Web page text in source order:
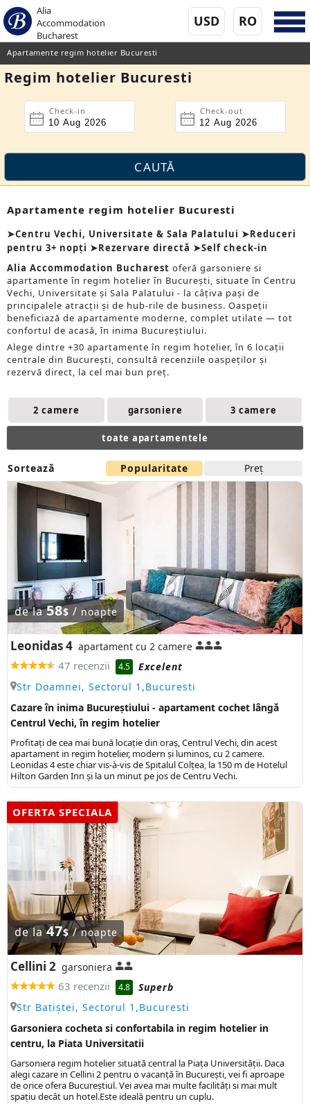
Alia
Accommodation
Bucharest
RO
USD
Apartamente regim hotelier Bucuresti
Regim hotelier Bucuresti
Check-in Check-out
Apartamente regim hotelier Bucuresti
➤Centru Vechi, Universitate & Sala Palatului ➤Reduceri
pentru 3+ nopți ➤Rezervare directă ➤Self check-in
Alia Accommodation Bucharest oferă garsoniere si
apartamente în regim hotelier în București, situate în Centru
Vechi, Universitate și Sala Palatului - la câțiva pași de
principalele atracții și de hub-rile de business. Oaspeții
beneficiază de apartamente moderne, complet utilate — tot
confortul de acasă, în inima Bucureștiului.
Alege dintre +30 apartamente în regim hotelier, în 6 locații
centrale din București, consultă recenziile oaspeților și
rezervă direct, la cel mai bun preț.
2 camere garsoniere 3 camere
toate apartamentele
Sortează Popularitate Preţ
de la58$ / noapte
Leonidas 4 apartament cu 2 camere
47 recenzii 4.5
Excelent
Str Doamnei, Sectorul 1,Bucuresti
Cazare în inima Bucureștiului - apartament cochet lângă
Centrul Vechi, în regim hotelier
Profitați de cea mai bună locație din oraș, Centrul Vechi, din acest
apartament in regim hotelier, modern și luminos, cu 2 camere.
Leonidas 4 este chiar vis-à-vis de Spitalul Colțea, la 150 m de Hotelul
Hilton Garden Inn și la un minut pe jos de Centru Vechi.
OFERTA SPECIALA
de la47$/noapte
Cellini 2 garsoniera
63 recenzii 4.8
Superb
Str Batiștei, Sectorul 1,Bucuresti
Garsoniera cocheta si confortabila in regim hotelier in
centru, la Piata Universitatii
Garsoniera regim hotelier situată central la Piața Universității. Daca
alegi cazare in Cellini 2 pentru o vacanță în București, vei fi aproape
de orice ofera Bucureștiul. Vei avea mai multe facilități si mai mult
spațiu decât un hotel.Este ideală pentru un cuplu.